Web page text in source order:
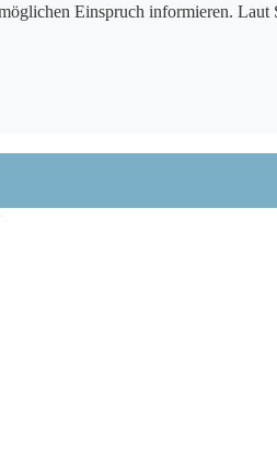
Einspruch informieren. Laut